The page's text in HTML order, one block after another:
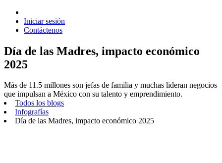
Iniciar sesión
Contáctenos
Día de las Madres, impacto económico
2025
Más de 11.5 millones son jefas de familia y muchas lideran negocios
que impulsan a México con su talento y emprendimiento.
Todos los blogs
Infografías
Día de las Madres, impacto económico 2025